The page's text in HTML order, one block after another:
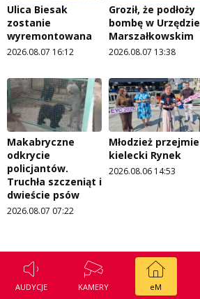
AUDYCJE KAMERY eM
Ulica Biesak
zostanie
wyremontowana
2026.08.07 16:12
Groził, że podłoży
bombę w Urzędzie
Marszałkowskim
2026.08.07 13:38
Makabryczne
odkrycie
policjantów.
Truchła szczeniąt i
dwieście psów
2026.08.07 07:22
Młodzież przejmie
kielecki Rynek
2026.08.06 14:53